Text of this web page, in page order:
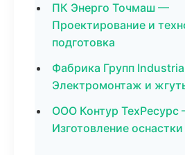
ПК Энерго Точмаш —
Проектирование и
подготовка
Фабрика Групп
Электромонтаж и
ООО Контур ТехРесурс
Изготовление